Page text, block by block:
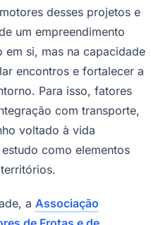
desses projetos e
um empreendimento
em si, mas na capacidade
encontros e fortalecer a
Para isso, fatores
com transporte,
voltado à vida
como elementos
a Associação